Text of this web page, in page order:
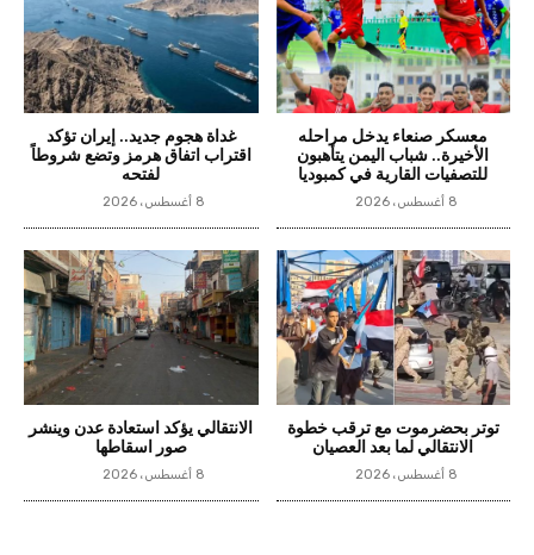
معسكر صنعاء يدخل مراحله
الأخيرة.. شباب اليمن يتأهبون
للتصفيات القارية في كمبوديا
8 أغسطس، 2026
غداة هجوم جديد.. إيران تؤكد
اقتراب اتفاق هرمز وتضع شروطاً
لفتحه
8 أغسطس، 2026
توتر بحضرموت مع ترقب خطوة
الانتقالي لما بعد العصيان
8 أغسطس، 2026
الانتقالي يؤكد استعادة عدن وينشر
صور اسقاطها
8 أغسطس، 2026